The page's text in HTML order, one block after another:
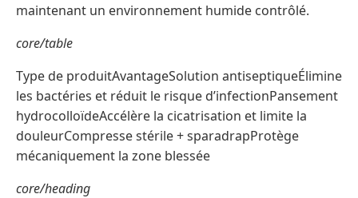
maintenant un environnement humide contrôlé.
core/table
Type de produitAvantageSolution antiseptiqueÉlimine
les bactéries et réduit le risque d’infectionPansement
hydrocolloïdeAccélère la cicatrisation et limite la
douleurCompresse stérile + sparadrapProtège
mécaniquement la zone blessée
core/heading